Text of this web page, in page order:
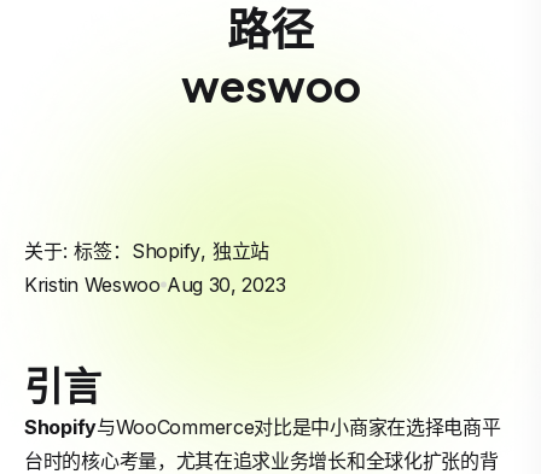
路径
weswoo
关于: 标签： Shopify, 独立站
Kristin Weswoo Aug 30, 2023
引言
Shopify与WooCommerce对比是中小商家在选择电商平
台时的核心考量，尤其在追求业务增长和全球化扩张的背